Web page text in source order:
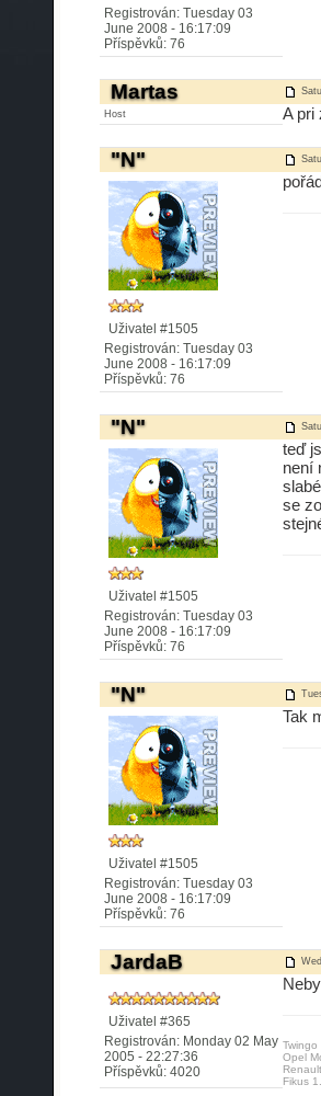
Registrován: Tuesday 03
June 2008 - 16:17:09
Příspěvků: 76
Martas
Host A pri
"N"
Uživatel #1505
Registrován: Tuesday 03
June 2008 - 16:17:09
Příspěvků: 76
"N"
Uživatel #1505
Registrován: Tuesday 03
June 2008 - 16:17:09
Příspěvků: 76
teď
není
se
"N"
Uživatel #1505
Registrován: Tuesday 03
June 2008 - 16:17:09
Příspěvků: 76
Tak
JardaB
Uživatel #365
Registrován: Monday 02 May
2005 - 22:27:36
Příspěvků: 4020
Opel
Fikus